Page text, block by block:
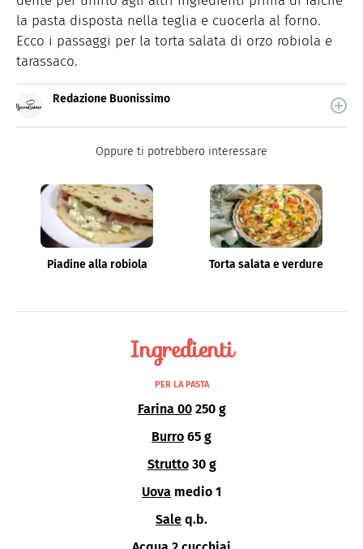
la pasta disposta nella teglia e cuocerla al forno.
Ecco i passaggi per la torta salata di orzo robiola e
tarassaco.
Redazione Buonissimo
quale trovi idee veloci, facili e spiegate passo passo.
Oppure ti potrebbero interessare
Piadine alla robiola Torta salata e verdure
Ingredienti
PER LA PASTA
Farina 00 250 g
Burro 65 g
Strutto 30 g
Uova medio 1
Sale q.b.